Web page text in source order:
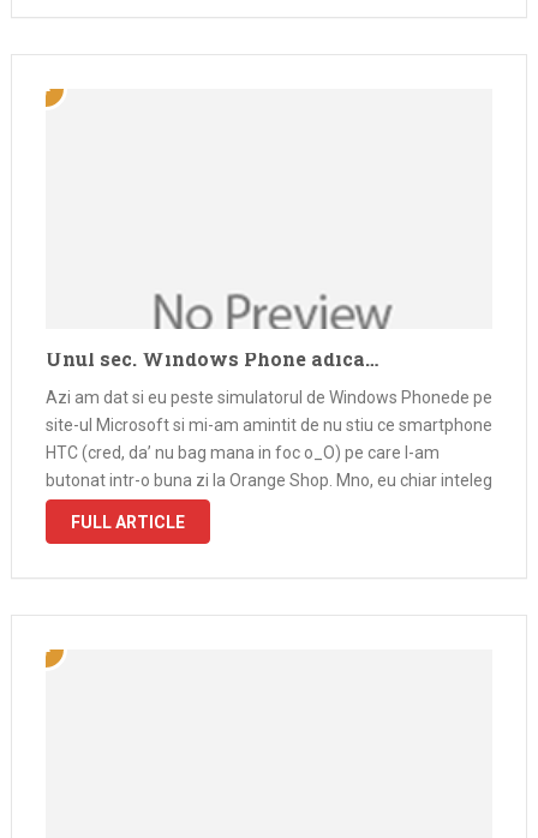
Unul sec. Windows Phone adica…
Azi am dat si eu peste simulatorul de Windows Phonede pe
site-ul Microsoft si mi-am amintit de nu stiu ce smartphone
HTC (cred, da’ nu bag mana in foc o_O) pe care l-am
butonat intr-o buna zi la Orange Shop. Mno, eu chiar inteleg
ca iesea …
FULL ARTICLE